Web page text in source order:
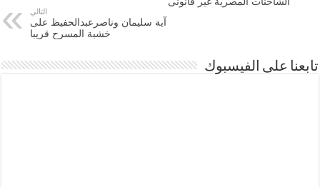
التالي
آية سليمان وناصرعبدالحفيظ على
خشبة المسرح قريبا
تابعنا على الفيسبوك